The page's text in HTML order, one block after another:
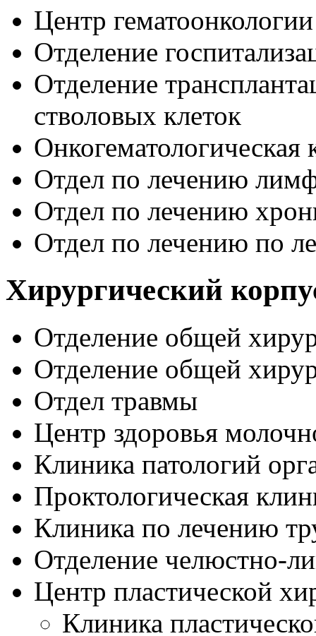
Центр гематоонкологии
Отделение
Отделение
стволовых клеток
Онкогематологическая
Отдел по лечению
Отдел по лечению
Отдел по лечению по
Хирургический
Отделение общей
Отделение общей
Отдел травмы
Центр здоровья
Клиника патологий
Проктологическая
Клиника по лечению
Отделение челюстно-
Центр пластической
Клиника